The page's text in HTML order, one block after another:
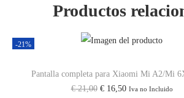
Productos
-21%
Pantalla completa para Xiaomi Mi A2/Mi
€21,00 €16,50 Iva no Incluido